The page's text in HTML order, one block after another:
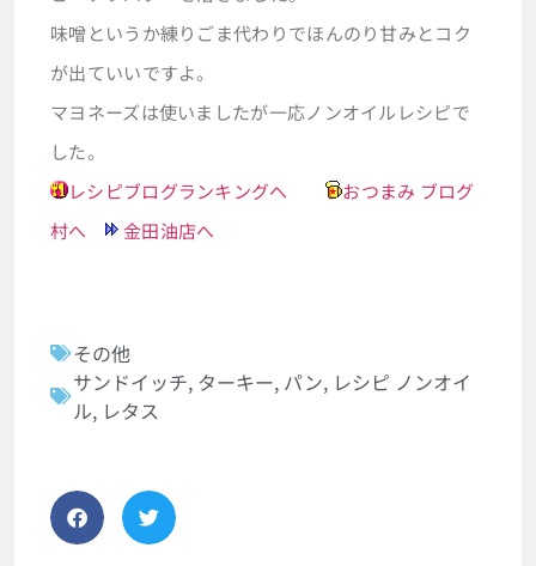
味噌というか練りごま代わりでほんのり甘みとコク
が出ていいですよ。
マヨネーズは使いましたが一応ノンオイルレシピで
した。
レシピブログランキングへ
おつまみ ブログ
村へ
金田油店へ
その他
サンドイッチ, ターキー, パン, レシピ ノンオイ
ル, レタス